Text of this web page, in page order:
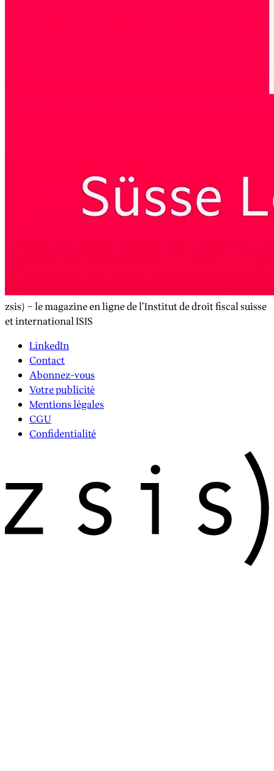
zsis) – le magazine en ligne de l’Institut de droit fiscal suisse
et international ISIS
LinkedIn
Contact
Abonnez-vous
Votre publicité
Mentions légales
CGU
Confidentialité